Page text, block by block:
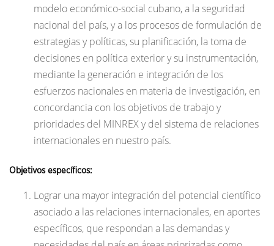
modelo económico-social cubano, a la seguridad
nacional del país, y a los procesos de formulación de
estrategias y políticas, su planificación, la toma de
decisiones en política exterior y su instrumentación,
mediante la generación e integración de los
esfuerzos nacionales en materia de investigación, en
concordancia con los objetivos de trabajo y
prioridades del MINREX y del sistema de relaciones
internacionales en nuestro país.
Objetivos específicos:
Lograr una mayor integración del potencial científico
asociado a las relaciones internacionales, en aportes
específicos, que respondan a las demandas y